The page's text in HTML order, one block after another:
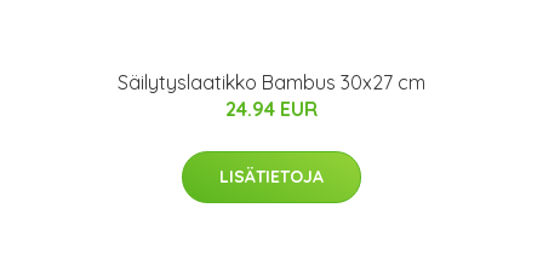
Säilytyslaatikko Bambus 30x27 cm
24.94 EUR
LISÄTIETOJA